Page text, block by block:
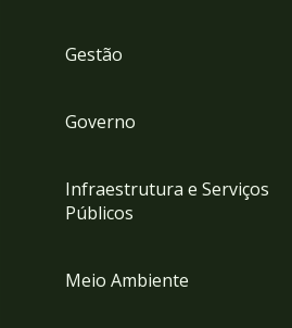
Gestão
Governo
Infraestrutura e Serviços
Públicos
Meio Ambiente